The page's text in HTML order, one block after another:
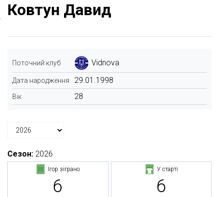
Ковтун Давид
Поточний клуб Vidnova
Дата народження 29.01.1998
Вік 28
Сезон: 2026
Ігор зіграно
6
У старті
6